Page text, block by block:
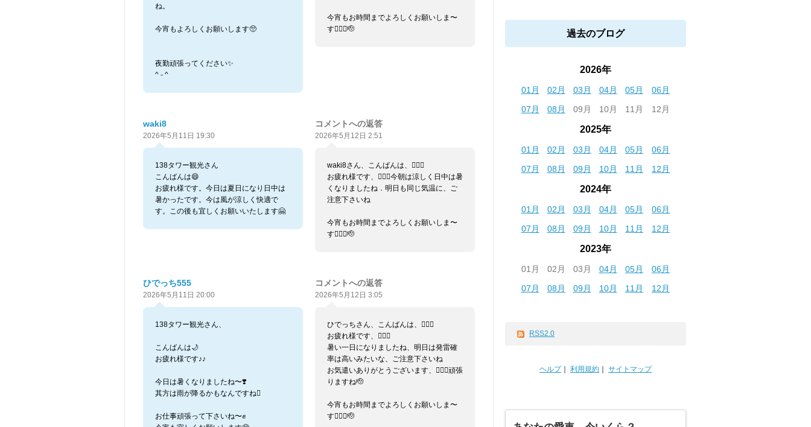
ね。
今宵もよろしくお願いします🥺
夜勤頑張ってください✨
^ - ^
今宵もお時間までよろしくお願いしま〜
す🙇🏼‍♂️🫡
waki8
2026年5月11日 19:30
138タワー観光さん
こんばんは😄
お疲れ様です。今日は夏日になり日中は
暑かったです。今は風が涼しく快適で
す。この後も宜しくお願いいたします🤗
コメントへの返答
2026年5月12日 2:51
waki8さん、こんばんは、🙇🏼‍♂️
お疲れ様です、🙇🏼‍♂️今朝は涼しく日中は暑
くなりましたね．明日も同じ気温に、ご
注意下さいね
今宵もお時間までよろしくお願いしま〜
す🙇🏼‍♂️🫡
ひでっち555
2026年5月11日 20:00
138タワー観光さん、
こんばんは🌙
お疲れ様です♪♪
今日は暑くなりましたね〜❣️
其方は雨が降るかもなんですね
お仕事頑張って下さいね〜✊
コメントへの返答
2026年5月12日 3:05
ひでっちさん、こんばんは、🙇🏼‍♂️
お疲れ様です、🙇🏼‍♂️
暑い一日になりましたね、明日は発雷確
率は高いみたいな、ご注意下さいね
お気遣いありがとうございます、🙇🏼‍♂️頑張
りますね🫡
今宵もお時間までよろしくお願いしま〜
す🙇🏼‍♂️🫡
過去のブログ
2026年
01月 02月 03月 04月 05月
06月
07月
08月 09月 10月 11月 12月
2025年
01月 02月 03月 04月 05月
06月
07月
08月 09月 10月 11月 12月
2024年
01月 02月 03月 04月 05月
06月
07月
08月 09月 10月 11月 12月
2023年
01月 02月 03月 04月 05月
06月
07月
08月 09月 10月 11月 12月
RSS2.0
ヘルプ｜ 利用規約 サイトマップ